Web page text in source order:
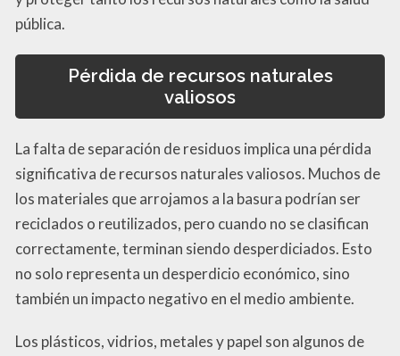
pública.
Pérdida de recursos naturales
valiosos
La falta de separación de residuos implica una pérdida
significativa de recursos naturales valiosos. Muchos de
los materiales que arrojamos a la basura podrían ser
reciclados o reutilizados, pero cuando no se clasifican
correctamente, terminan siendo desperdiciados. Esto
no solo representa un desperdicio económico, sino
también un impacto negativo en el medio ambiente.
Los plásticos, vidrios, metales y papel son algunos de